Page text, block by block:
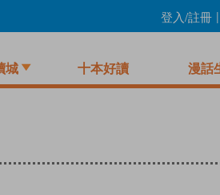
登入/註冊 |
城 十本好讀 漫話